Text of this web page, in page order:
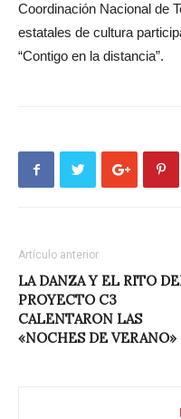
Coordinación Nacional de
estatales de cultura
“Contigo en la distancia”.
Artículo anterior
LA DANZA Y EL RITO
PROYECTO C3
CALENTARON LAS
«NOCHES DE VERANO»